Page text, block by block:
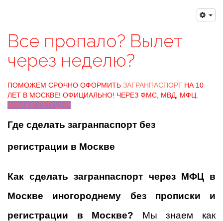
Все пропало? Вылет
через неделю?
ПОМОЖЕМ СРОЧНО ОФОРМИТЬ ЗАГРАНПАСПОРТ НА 10
ЛЕТ В МОСКВЕ! ОФИЦИАЛЬНО! ЧЕРЕЗ ФМС, МВД, МФЦ.
ЗАКАЖИ СЕГОДНЯ
Где сделать загранпаспорт без
регистрации в Москве
Как сделать загранпаспорт через МФЦ в
Москве иногороднему без прописки и
регистрации в Москве? Мы знаем как